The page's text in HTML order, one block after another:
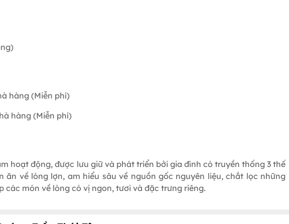
hàng (Miễn phí)
hàng (Miễn phí)
hoạt động, được lưu giữ và phát triển bởi gia đình có truyền thống 3 thế
ăn về lòng lợn, am hiểu sâu về nguồn gốc nguyên liệu, chắt lọc những
các món về lòng có vị ngon, tươi và đặc trưng riêng.